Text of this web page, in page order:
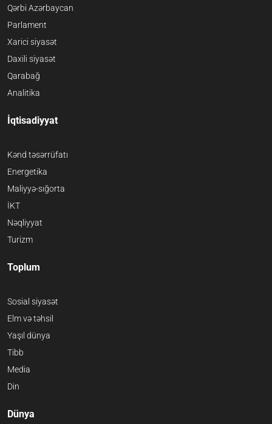
Qərbi Azərbaycan
Parlament
Xarici siyasət
Daxili siyasət
Qarabağ
Analitika
İqtisadiyyat
Kənd təsərrüfatı
Energetika
Maliyyə-sığorta
İKT
Nəqliyyat
Turizm
Toplum
Sosial siyasət
Elm və təhsil
Yaşıl dünya
Tibb
Media
Din
Dünya